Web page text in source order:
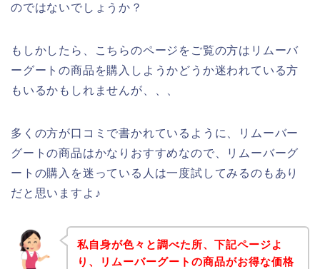
のではないでしょうか？
もしかしたら、こちらのページをご覧の方はリムーバ
ーグートの商品を購入しようかどうか迷われている方
もいるかもしれませんが、、、
多くの方が口コミで書かれているように、リムーバー
グートの商品はかなりおすすめなので、リムーバーグ
ートの購入を迷っている人は一度試してみるのもあり
だと思いますよ♪
私自身が色々と調べた所、下記ページよ
り、リムーバーグートの商品がお得な価格